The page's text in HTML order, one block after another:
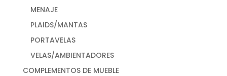
MENAJE
PLAIDS/MANTAS
PORTAVELAS
VELAS/AMBIENTADORES
COMPLEMENTOS DE MUEBLE